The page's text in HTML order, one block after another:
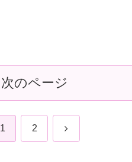
次のページ
1 2 次